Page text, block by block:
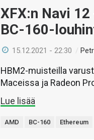
XFX:n Navi
BC-160-
15.12.2021 - 22:30 /
HBM2-muisteilla
Maceissa ja Radeon
Lue lisää
AMD BC-160 Ethereum